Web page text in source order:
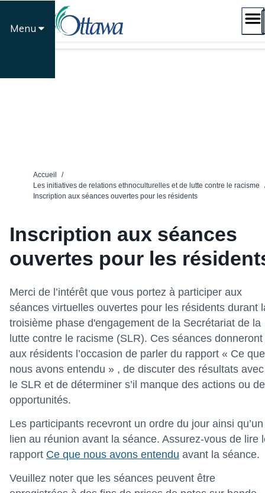
contenu
Menu
Accueil
/
Les initiatives de relations ethnoculturelles et de lutte contre le racisme
Inscription aux séances ouvertes pour les résidents
Inscription aux séances
ouvertes pour les
Merci de l’intérêt que vous portez à participer aux
séances virtuelles ouvertes pour les résidents durant
troisième phase d'engagement de la Secrétariat de la
lutte contre le racisme (SLR). Ces séances donneront
aux résidents l’occasion de parler du rapport « Ce que
nous avons entendu » , de discuter des résultats avec
le SLR et de déterminer s’il manque des actions ou
opportunités.
Les participants recevront un ordre du jour ainsi qu’un
lien au réunion avant la séance. Assurez-vous de lire
rapport Ce que nous avons entendu avant la séance.
Veuillez noter que les séances peuvent être